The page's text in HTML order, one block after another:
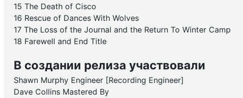
15 The Death of Cisco
16 Rescue of Dances With Wolves
17 The Loss of the Journal and the Return To Winter Camp
18 Farewell and End Title
В создании релиза участвовали
Shawn Murphy Engineer [Recording Engineer]
Dave Collins Mastered By